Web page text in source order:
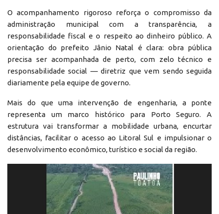
O acompanhamento rigoroso reforça o compromisso da
administração municipal com a transparência, a
responsabilidade fiscal e o respeito ao dinheiro público. A
orientação do prefeito Jânio Natal é clara: obra pública
precisa ser acompanhada de perto, com zelo técnico e
responsabilidade social — diretriz que vem sendo seguida
diariamente pela equipe de governo.
Mais do que uma intervenção de engenharia, a ponte
representa um marco histórico para Porto Seguro. A
estrutura vai transformar a mobilidade urbana, encurtar
distâncias, facilitar o acesso ao Litoral Sul e impulsionar o
desenvolvimento econômico, turístico e social da região.